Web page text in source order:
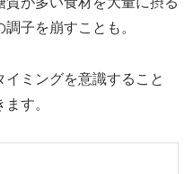
子を崩すことも。
ミングを意識すること
す。